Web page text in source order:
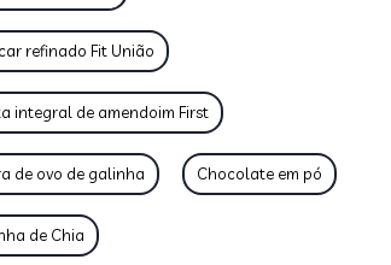
refinado Fit União
integral de amendoim First
de ovo de galinha Chocolate em pó
de Chia